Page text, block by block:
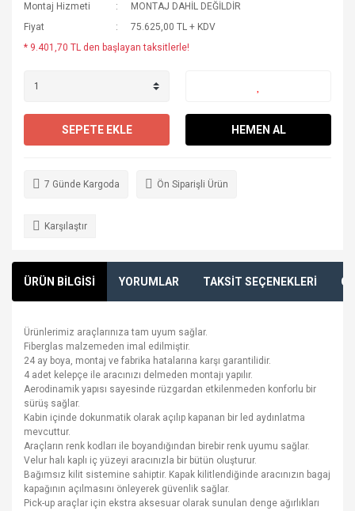
Montaj Hizmeti
MONTAJ DAHİL DEĞİLDİR
Fiyat
75.625,00 TL + KDV
* 9.401,70 TL den başlayan taksitlerle!
SEPETE EKLE HEMEN AL
7 Günde Kargoda Ön Siparişli Ürün
Karşılaştır
ÜRÜN BİLGİSİ YORUMLAR TAKSİT SEÇENEKLERİ
Ürünlerimiz araçlarınıza tam uyum sağlar.
Fiberglas malzemeden imal edilmiştir.
24 ay boya, montaj ve fabrika hatalarına karşı garantilidir.
4 adet kelepçe ile aracınızı delmeden montajı yapılır.
Aerodinamik yapısı sayesinde rüzgardan etkilenmeden konforlu bir
sürüş sağlar.
Kabin içinde dokunmatik olarak açılıp kapanan bir led aydınlatma
mevcuttur.
Araçların renk kodları ile boyandığından birebir renk uyumu sağlar.
Velur halı kaplı iç yüzeyi aracınızla bir bütün oluşturur.
Bağımsız kilit sistemine sahiptir. Kapak kilitlendiğinde aracınızın bagaj
kapağının açılmasını önleyerek güvenlik sağlar.
Pick-up araçlar için ekstra aksesuar olarak sunulan denge ağırlıkları